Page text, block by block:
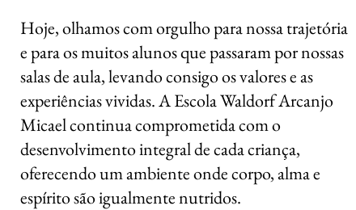
Hoje, olhamos com orgulho para nossa trajetória
e para os muitos alunos que passaram por nossas
salas de aula, levando consigo os valores e as
experiências vividas. A Escola Waldorf Arcanjo
Micael continua comprometida com o
desenvolvimento integral de cada criança,
oferecendo um ambiente onde corpo, alma e
espírito são igualmente nutridos.